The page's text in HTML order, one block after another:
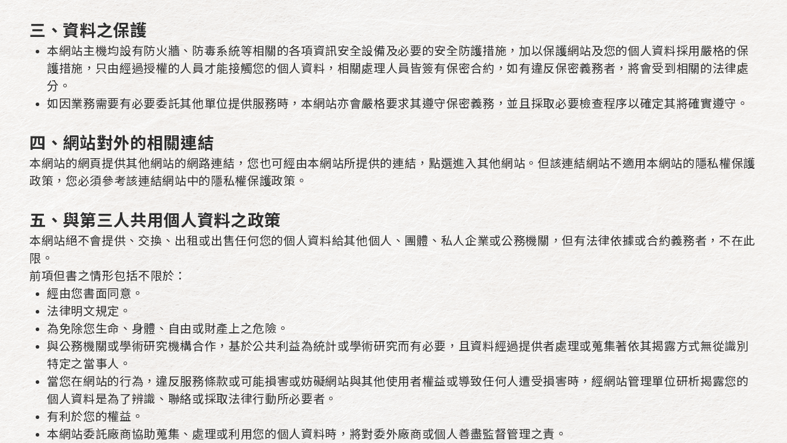
三、資料之保護
本網站主機均設有防火牆、防毒系統等相關的各項資訊安全設備及必要的安全防護措施，加以保護網站及您的個人資料採用嚴格的保
護措施，只由經過授權的人員才能接觸您的個人資料，相關處理人員皆簽有保密合約，如有違反保密義務者，將會受到相關的法律處
分。
如因業務需要有必要委託其他單位提供服務時，本網站亦會嚴格要求其遵守保密義務，並且採取必要檢查程序以確定其將確實遵守。
四、網站對外的相關連結
本網站的網頁提供其他網站的網路連結，您也可經由本網站所提供的連結，點選進入其他網站。但該連結網站不適用本網站的隱私權保護
政策，您必須參考該連結網站中的隱私權保護政策。
五、與第三人共用個人資料之政策
本網站絕不會提供、交換、出租或出售任何您的個人資料給其他個人、團體、私人企業或公務機關，但有法律依據或合約義務者，不在此
限。
前項但書之情形包括不限於：
經由您書面同意。
法律明文規定。
為免除您生命、身體、自由或財產上之危險。
與公務機關或學術研究機構合作，基於公共利益為統計或學術研究而有必要，且資料經過提供者處理或蒐集著依其揭露方式無從識別
特定之當事人。
當您在網站的行為，違反服務條款或可能損害或妨礙網站與其他使用者權益或導致任何人遭受損害時，經網站管理單位研析揭露您的
個人資料是為了辨識、聯絡或採取法律行動所必要者。
有利於您的權益。
本網站委託廠商協助蒐集、處理或利用您的個人資料時，將對委外廠商或個人善盡監督管理之責。